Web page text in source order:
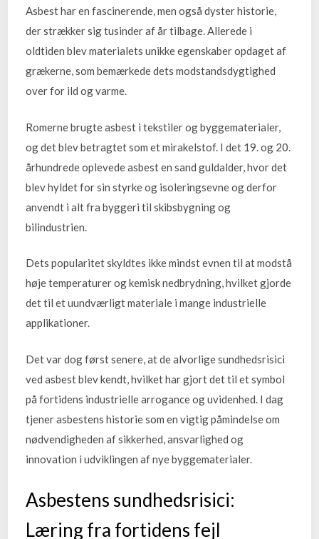
Asbest har en fascinerende, men også dyster historie,
der strækker sig tusinder af år tilbage. Allerede i
oldtiden blev materialets unikke egenskaber opdaget af
grækerne, som bemærkede dets modstandsdygtighed
over for ild og varme.
Romerne brugte asbest i tekstiler og byggematerialer,
og det blev betragtet som et mirakelstof. I det 19. og 20.
århundrede oplevede asbest en sand guldalder, hvor det
blev hyldet for sin styrke og isoleringsevne og derfor
anvendt i alt fra byggeri til skibsbygning og
bilindustrien.
Dets popularitet skyldtes ikke mindst evnen til at modstå
høje temperaturer og kemisk nedbrydning, hvilket gjorde
det til et uundværligt materiale i mange industrielle
applikationer.
Det var dog først senere, at de alvorlige sundhedsrisici
ved asbest blev kendt, hvilket har gjort det til et symbol
på fortidens industrielle arrogance og uvidenhed. I dag
tjener asbestens historie som en vigtig påmindelse om
nødvendigheden af sikkerhed, ansvarlighed og
innovation i udviklingen af nye byggematerialer.
Asbestens sundhedsrisici:
Læring fra fortidens fejl